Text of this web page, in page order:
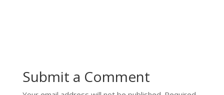
Submit a Comment